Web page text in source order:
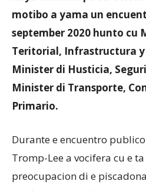
motibo a yama un
september 2020 hunto cu
Teritorial, Infrastructura
Minister di Husticia,
Minister di Transporte,
Primario.
Durante e encuentro
Tromp-Lee a vocifera cu e
preocupacion di e